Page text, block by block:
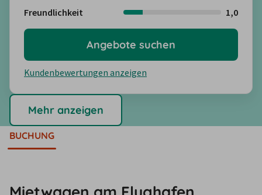
Freundlichkeit
1,0
Kundenbewertungen anzeigen
Angebote suchen
Mehr anzeigen
BUCHUNG